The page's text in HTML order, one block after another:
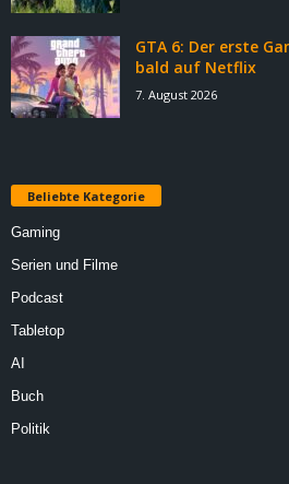
GTA 6: Der erste
bald auf Netflix
7. August 2026
Beliebte Kategorie
Gaming
Serien und Filme
Podcast
Tabletop
AI
Buch
Politik